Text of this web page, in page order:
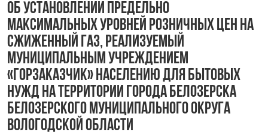
Об установлении предельно
максимальных уровней розничных цен на
сжиженный газ, реализуемый
Муниципальным учреждением
«Горзаказчик» населению для бытовых
нужд на территории города Белозерска
Белозерского муниципального округа
Вологодской области